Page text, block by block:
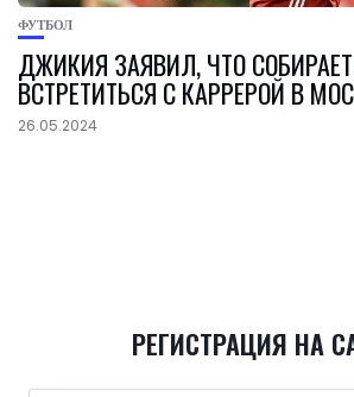
ФУТБОЛ
ДЖИКИЯ ЗАЯВИЛ, ЧТО
ВСТРЕТИТЬСЯ С КАРРЕРОЙ В
26.05.2024
РЕГИСТРАЦИЯ НА